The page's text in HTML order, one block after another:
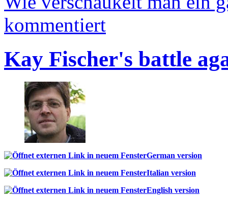
kommentiert
Kay Fischer's battle
German version
Italian version
English version